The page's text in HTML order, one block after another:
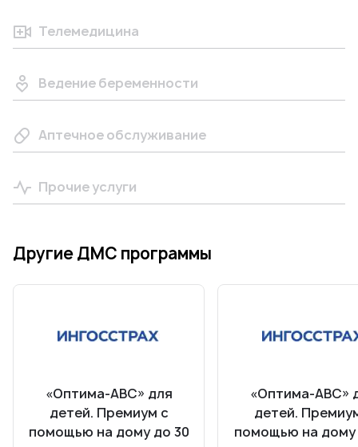
Телемедицина
Ведение беременности
Аптечное обслуживание
Прочие услуги
Другие ДМС программы
«Оптима-АВС» для
детей. Премиум с
помощью на дому до 30
«Оптима-АВС»
детей.
помощью на дому